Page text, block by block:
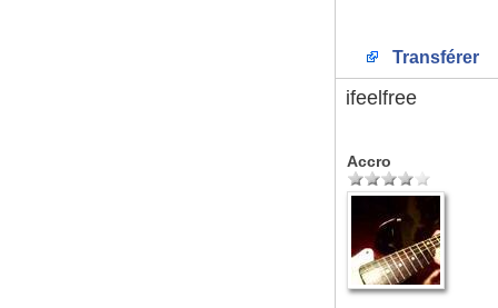
Transférer
ifeelfree
Accro